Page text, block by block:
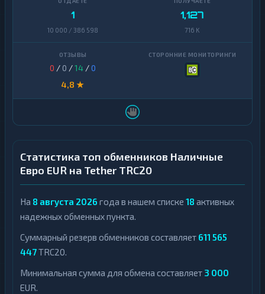
1
10 000 / 386 598
1,127
716 K
0 / 0 /14 /0
4,8 ★
Статистика топ обменников Наличные
Евро EUR на Tether TRC20
На 8 августа 2026 года в нашем списке 18 активных
надежных обменных пункта.
Суммарный резерв обменников составляет 611 565
447TRC20.
Минимальная сумма для обмена составляет 3 000
EUR.